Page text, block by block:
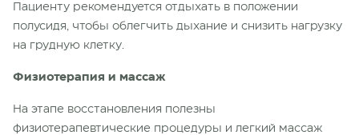
Пациенту рекомендуется отдыхать в положении
полусидя, чтобы облегчить дыхание и снизить нагрузку
на грудную клетку.
Физиотерапия и массаж
На этапе восстановления полезны
физиотерапевтические процедуры и легкий массаж